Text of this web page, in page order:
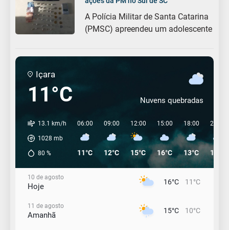
A Polícia Militar de Santa Catarina
(PMSC) apreendeu um adolescente
Içara
11°C Nuvens quebradas
13.1 km/h
1028 mb
80 %
06:00
11°C
09:00
12°C
12:00
15°C
15:00
16°C
18:00
13°C
21:00
12°C
10 de agosto
Hoje 16°C 11°C
11 de agosto
Amanhã 15°C 10°C